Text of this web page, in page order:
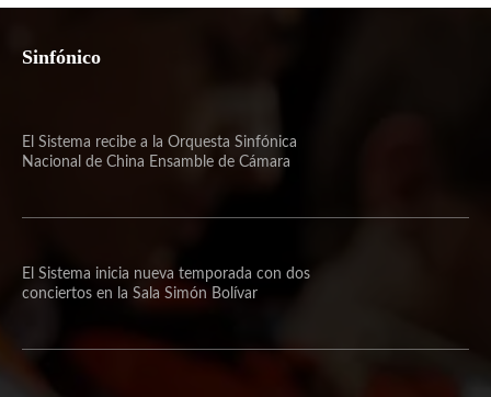
Sinfónico
El Sistema recibe a la Orquesta Sinfónica
Nacional de China Ensamble de Cámara
El Sistema inicia nueva temporada con dos
conciertos en la Sala Simón Bolívar